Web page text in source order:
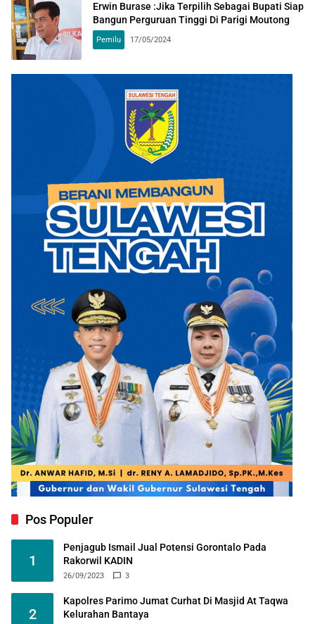
Erwin Burase :Jika Terpilih Sebagai Bupati Siap
Bangun Perguruan Tinggi Di Parigi Moutong
Pemilu 17/05/2024
Pos Populer
1
Penjagub Ismail Jual Potensi Gorontalo Pada
Rakorwil KADIN
26/09/2023 3
2
Kapolres Parimo Jumat Curhat Di Masjid At Taqwa
Kelurahan Bantaya